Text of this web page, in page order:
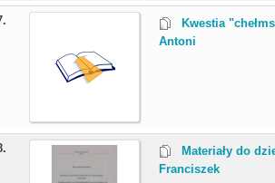
Kwestia
Antoni
Materiały do
Franciszek